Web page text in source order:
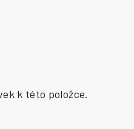
k této položce.